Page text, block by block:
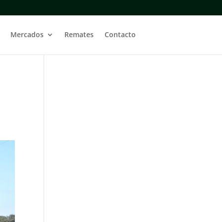
Mercados Remates Contacto